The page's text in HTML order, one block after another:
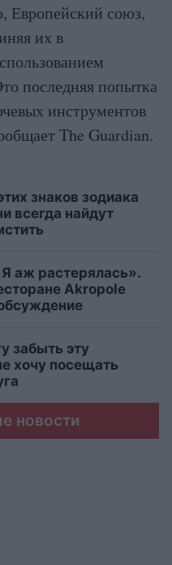
Европейский союз,
их в
последняя попытка
инструментов
The Guardian.
знаков зодиака
всегда найдут
аж растерялась».
Akropole
забыть эту
хочу посещать
новости